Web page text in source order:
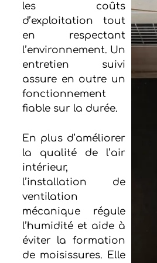
les coûts
d’exploitation tout
en respectant
l’environnement. Un
entretien suivi
assure en outre un
fonctionnement
fiable sur la durée.
En plus d’améliorer
la qualité de l’air
intérieur,
l’installation de
ventilation
mécanique régule
l’humidité et aide à
éviter la formation
de moisissures. Elle